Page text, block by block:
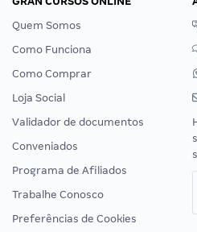
Quem Somos
Como Funciona
Como Comprar
Loja Social
Validador de documentos
Conveniados
Programa de Afiliados
Trabalhe Conosco
Preferências de Cookies